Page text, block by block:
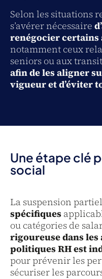
Selon les situations
s’avérer nécessaire
renégocier
notamment ceux
seniors ou aux
afin de les aligner
vigueur et d’éviter
Une étape clé
social
La suspension
spécifiques
ou catégories de
rigoureuse dans
politiques RH est
pour prévenir les
sécuriser les